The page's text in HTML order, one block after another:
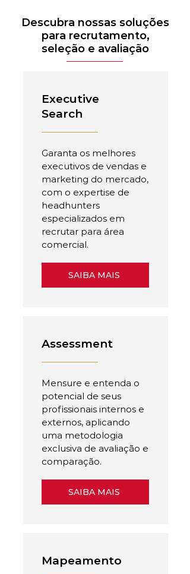
Descubra nossas soluções
para recrutamento,
seleção e avaliação
Executive
Search
Garanta os melhores
executivos de vendas e
marketing do mercado,
com o expertise de
headhunters
especializados em
recrutar para área
comercial.
SAIBA MAIS
Assessment
Mensure e entenda o
potencial de seus
profissionais internos e
externos, aplicando
uma metodologia
exclusiva de avaliação e
comparação.
SAIBA MAIS
Mapeamento